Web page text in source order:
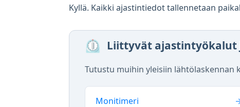
Kyllä. Kaikki ajastintiedot tallennetaan
⏲️ Liittyvät ajastintyökalut
Tutustu muihin yleisiin lähtölaskennan
Monitimeri